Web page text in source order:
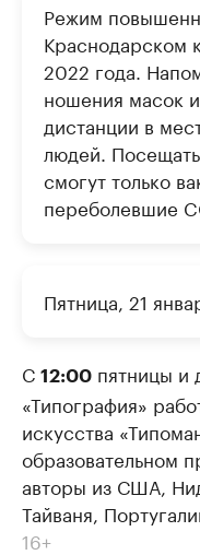
Режим
Краснодарском
2022 года.
ношения масок
дистанции в
людей.
смогут только
переболевшие
Пятница, 21
С 12:00 пятницы и
«Типография»
искусства
образовательном
авторы из США,
Тайваня,
16+